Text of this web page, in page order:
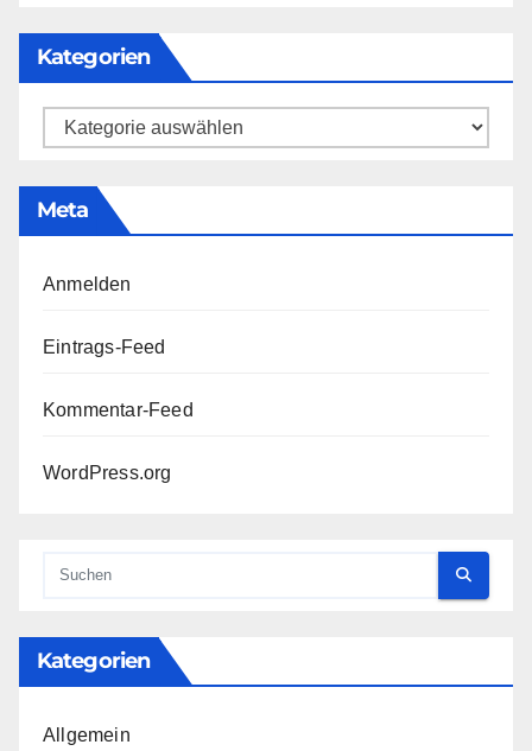
Kategorien
Kategorien
Meta
Anmelden
Eintrags-Feed
Kommentar-Feed
WordPress.org
Kategorien
Allgemein